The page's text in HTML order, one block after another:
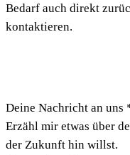
Bedarf auch direkt
kontaktieren.
Deine Nachricht an uns
Erzähl mir etwas über
der Zukunft hin willst.